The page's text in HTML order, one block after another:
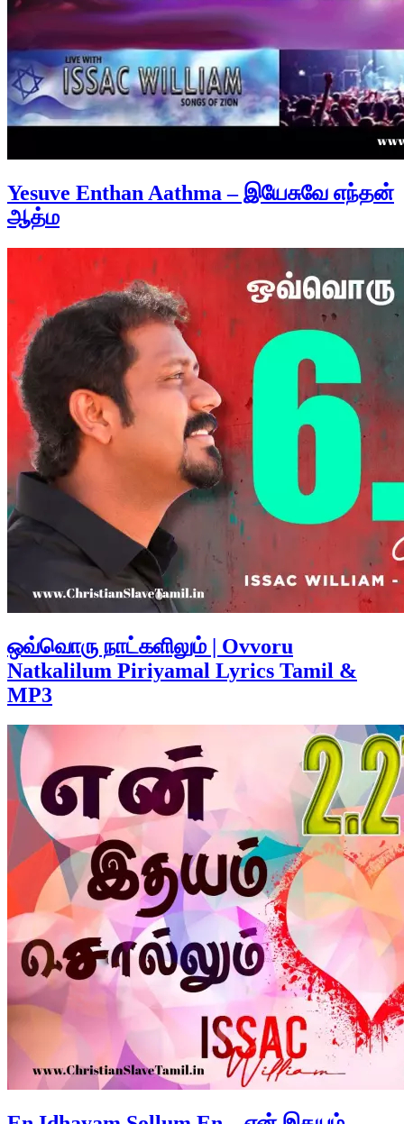
Yesuve Enthan Aathma – இயேசுவே எந்தன்
ஆத்ம
ஒவ்வொரு நாட்களிலும் | Ovvoru
Natkalilum Piriyamal Lyrics Tamil &
MP3